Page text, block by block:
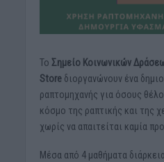
Το Σημείο Κοινωνικών
Storeδιοργανώνουν ένα
ραπτομηχανής για όσους
κόσμο της ραπτικής και της
χωρίς να απαιτείται καμία
Μέσα από 4 μαθήματα